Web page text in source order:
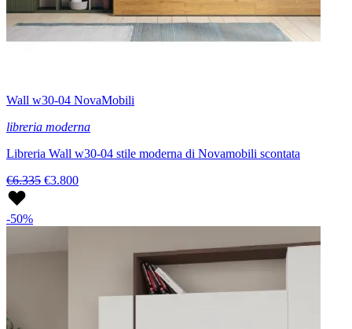
Wall w30-04 NovaMobili
libreria moderna
Libreria Wall w30-04 stile moderna di Novamobili scontata
€6.335 €3.800
-50%